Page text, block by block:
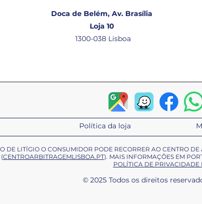
Doca de Belém, Av. Brasília
Loja 10
1300-038 Lisboa
Política da loja
DE LITÍGIO O CONSUMIDOR PODE RECORRER AO CENTRO
(CENTROARBITRAGEMLISBOA.PT). MAIS INFORMAÇÕES EM
POLÍTICA DE PRIVACIDADE
© 2025 Todos os direitos